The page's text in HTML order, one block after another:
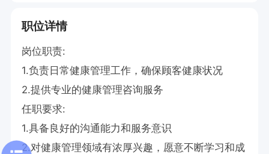
职位详情
岗位职责:
1.负责日常健康管理工作，确保顾客健康状况
2.提供专业的健康管理咨询服务
任职要求:
1.具备良好的沟通能力和服务意识
2.对健康管理领域有浓厚兴趣，愿意不断学习和成